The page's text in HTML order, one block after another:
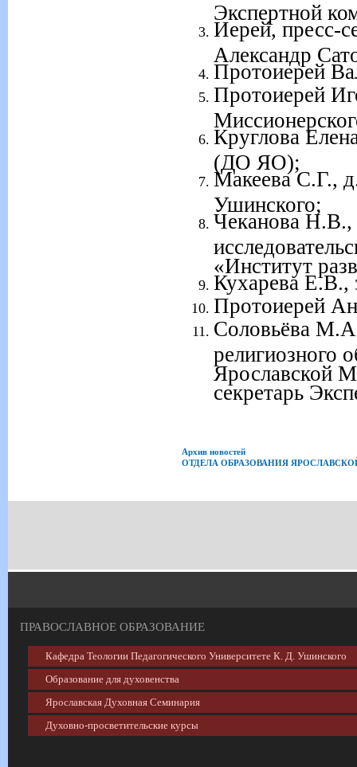
Экспертной
Иерей, пресс-
Александр
Протоиерей
Протоиерей
Круглова
(ДО ЯО);
Макеева С.Г.,
Ушинского;
Чеканова Н.В.,
«Институт
Кухарева Е.В.,
Протоиерей
Соловьёва
религиозного
Ярославской
секретарь
Архив новостей
ОТДЕЛА ОБРАЗОВАНИЯ
ПРАВОСЛАВНОЕ ОБРАЗОВАНИЕ
Кафедра Теологии Педагогического Университете К. Д. Ушинского
Образование для духовенства
Ярославская Духовная Семинария
Духовно-просветительские курсы